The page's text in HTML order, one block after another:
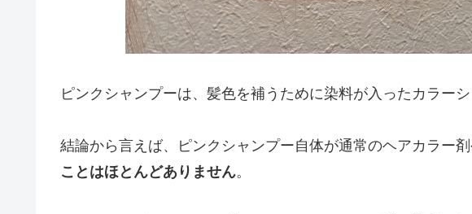
ピンクシャンプーは、髪色を補うために染料が入ったカラーシ
結論から言えば、ピンクシャンプー自体が通常のヘアカラー
ことはほとんどありません。